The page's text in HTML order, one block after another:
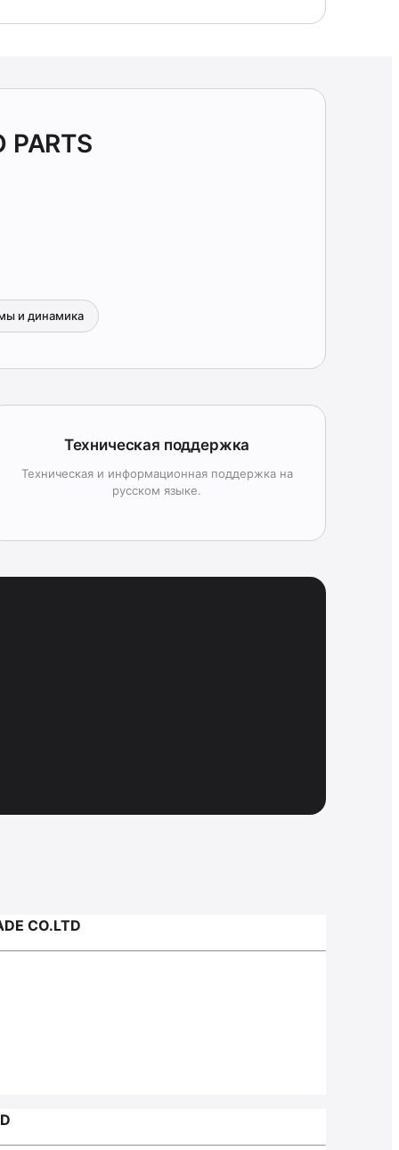
PARTS
и динамика
Техническая поддержка
Техническая и информационная поддержка на
русском языке.
CO.LTD